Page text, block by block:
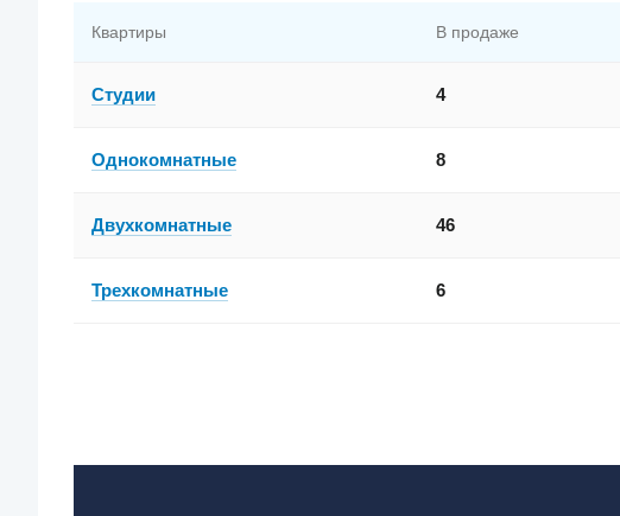
Квартиры В продаже
Студии 4
Однокомнатные 8
Двухкомнатные 46
Трехкомнатные 6